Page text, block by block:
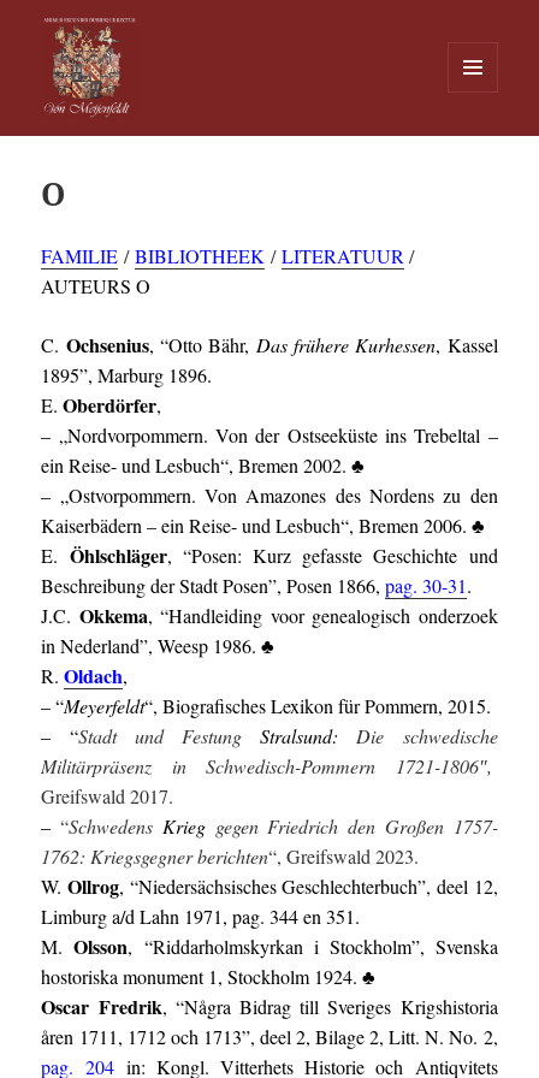
WIDGETS
O
FAMILIE /BIBLIOTHEEK /LITERATUUR/
AUTEURS O
C. Ochsenius, “Otto Bähr, Dasfrühere Kurhessen, Kassel
1895”, Marburg 1896.
E.Oberdörfer,
– „Nordvorpommern. Von der Ostseeküste ins Trebeltal –
ein Reise- und Lesbuch“, Bremen 2002. ♣
– „Ostvorpommern. Von Amazones des Nordens zu den
Kaiserbädern – ein Reise- und Lesbuch“, Bremen 2006. ♣
E. Öhlschläger, “Posen: Kurz gefasste Geschichte und
Beschreibung der Stadt Posen”, Posen 1866,pag. 30-31.
J.C. Okkema, “Handleiding voor genealogisch onderzoek
in Neder­land”, Weesp 1986. ♣
R.Oldach,
– “Meyerfeldt“, Biografisches Lexikon für Pommern, 2015.
– “Stadt und FestungStralsund: Die schwedische
Militärpräsenz in Schwedisch-Pommern 1721-1806″,
Greifswald 2017.
–“Schwedens Krieggegen Friedrich den Großen 1757-
1762: Kriegsgegner berichten“, Greifswald 2023.
W.Ollrog, “Niedersächsisches Geschlechterbuch”, deel 12,
Limburg a/d Lahn 1971, pag. 344 en 351.
M.Olsson, “Riddarholmskyrkan i Stockholm”, Svenska
hostoriska monument 1, Stockholm 1924. ♣
Oscar Fredrik, “Några Bidrag till Sveriges Krigshistoria
åren 1711, 1712 och 1713”, deel 2, Bilage 2, Litt. N. No. 2,
pag. 204in: Kongl. Vitterhets Historie och Antiqvitets